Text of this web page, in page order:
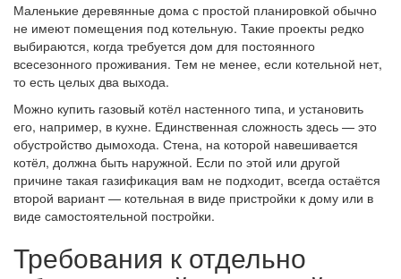
Маленькие деревянные дома с простой планировкой обычно
не имеют помещения под котельную. Такие проекты редко
выбираются, когда требуется дом для постоянного
всесезонного проживания. Тем не менее, если котельной нет,
то есть целых два выхода.
Можно купить газовый котёл настенного типа, и установить
его, например, в кухне. Единственная сложность здесь — это
обустройство дымохода. Стена, на которой навешивается
котёл, должна быть наружной. Если по этой или другой
причине такая газификация вам не подходит, всегда остаётся
второй вариант — котельная в виде пристройки к дому или в
виде самостоятельной постройки.
Требования к отдельно